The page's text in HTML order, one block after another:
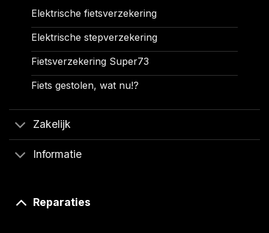
Elektrische fietsverzekering
Elektrische stepverzekering
Fietsverzekering Super73
Fiets gestolen, wat nu!?
Zakelijk
Informatie
Reparaties